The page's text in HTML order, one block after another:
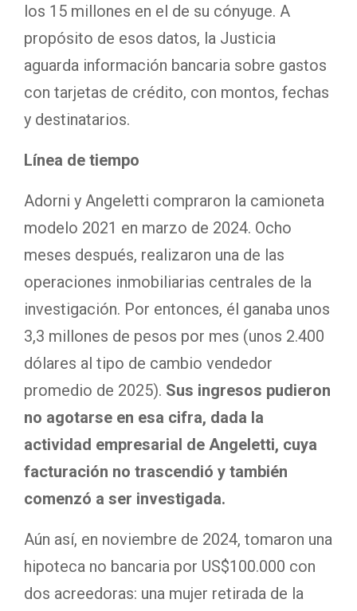
los 15 millones en el de su cónyuge. A
propósito de esos datos, la Justicia
aguarda información bancaria sobre gastos
con tarjetas de crédito, con montos, fechas
y destinatarios.
Línea de tiempo
Adorni y Angeletti compraron la camioneta
modelo 2021 en marzo de 2024. Ocho
meses después, realizaron una de las
operaciones inmobiliarias centrales de la
investigación. Por entonces, él ganaba unos
3,3 millones de pesos por mes (unos 2.400
dólares al tipo de cambio vendedor
promedio de 2025). Sus ingresos pudieron
no agotarse en esa cifra, dada la
actividad empresarial de Angeletti, cuya
facturación no trascendió y también
comenzó a ser investigada.
Aún así, en noviembre de 2024, tomaron una
hipoteca no bancaria por US$100.000 con
dos acreedoras: una mujer retirada de la